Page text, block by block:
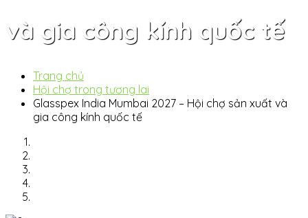
và gia công kính quốc tế
Trang chủ
Hội chợ trong tương lai
Glasspex India Mumbai 2027 – Hội chợ sản xuất và
gia công kính quốc tế